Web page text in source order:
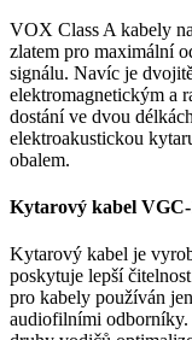
VOX Class A kabely
zlatem pro maximální
signálu. Navíc je
elektromagnetickým a
dostání ve dvou
elektroakustickou
obalem.
Kytarový kabel
Kytarový kabel je
poskytuje lepší
pro kabely používán
audiofilními odborníky.